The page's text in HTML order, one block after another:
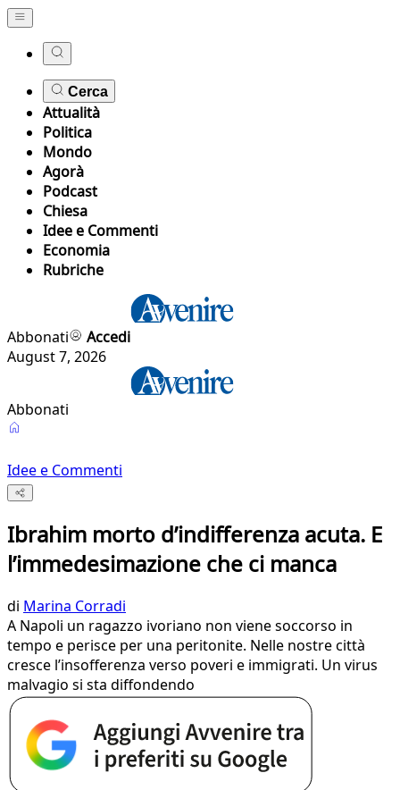
Cerca
Attualità
Politica
Mondo
Agorà
Podcast
Chiesa
Idee e Commenti
Economia
Rubriche
Abbonati
Accedi
August 7, 2026
Abbonati
Idee e Commenti
Ibrahim morto d’indifferenza acuta. E
l’immedesimazione che ci manca
di Marina Corradi
A Napoli un ragazzo ivoriano non viene soccorso in
tempo e perisce per una peritonite. Nelle nostre città
cresce l’insofferenza verso poveri e immigrati. Un virus
malvagio si sta diffondendo